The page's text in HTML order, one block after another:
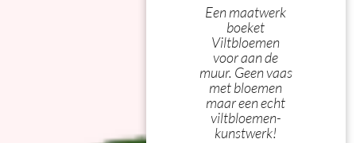
Een maatwerk
boeket
Viltbloemen
voor aan de
muur. Geen vaas
met bloemen
maar een echt
viltbloemen-
kunstwerk!